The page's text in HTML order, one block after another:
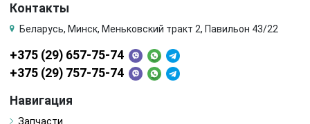
Контакты
Беларусь, Минск, Меньковский тракт 2, Павильон 43/22
+375 (29) 657-75-74
+375 (29) 757-75-74
Навигация
Запчасти